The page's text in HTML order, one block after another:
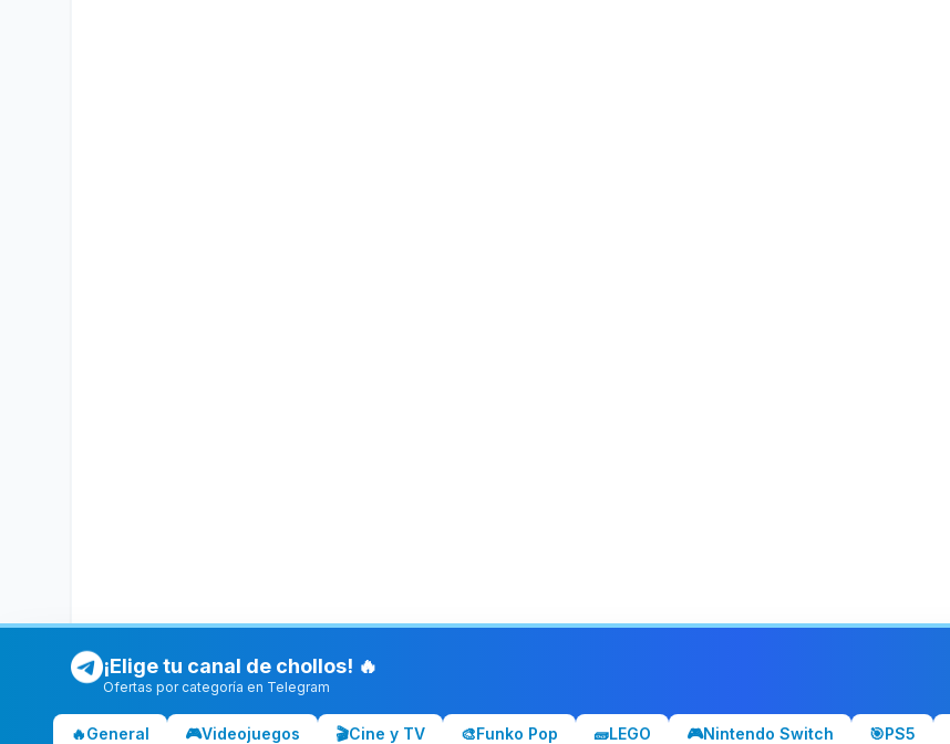
¡Elige tu canal de chollos! 🔥
Ofertas por categoría en Telegram
🔥General 🎮Videojuegos 🎬Cine y TV 🎨Funko Pop 🧱LEGO 🎮Nintendo Switch 🎯PS5